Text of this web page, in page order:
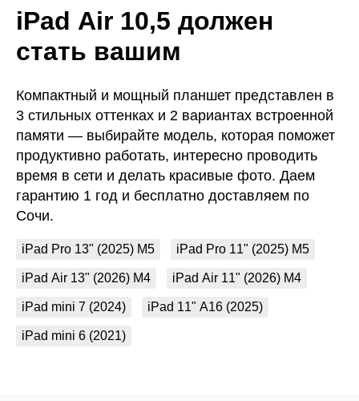
iPad Air 10,5 должен
стать вашим
Компактный и мощный планшет представлен в
3 стильных оттенках и 2 вариантах встроенной
памяти — выбирайте модель, которая поможет
продуктивно работать, интересно проводить
время в сети и делать красивые фото. Даем
гарантию 1 год и бесплатно доставляем по
Сочи.
iPad Pro 13" (2025) M5 iPad Pro 11" (2025) M5
iPad Air 13" (2026) M4 iPad Air 11" (2026) M4
iPad mini 7 (2024) iPad 11" A16 (2025)
iPad mini 6 (2021)